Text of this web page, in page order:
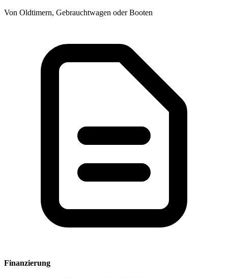
Von Oldtimern, Gebrauchtwagen oder Booten
Finanzierung